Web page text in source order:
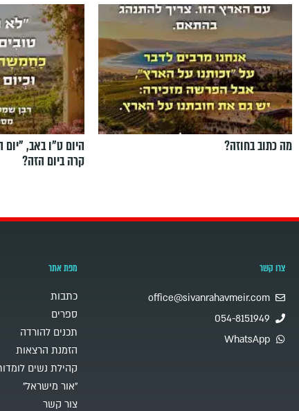
מה כתוב בחוזה?
היום ט"ו באב,
קרה ביום הזה?
צרו קשר
office@sivanrahavmeir.com
054-8151949
WhatsApp
מפת אתר
כתבות
ספרים
תכנים להורדה
הזמנת הרצאות
קהילת נשים
"אור מישראל"
צור קשר